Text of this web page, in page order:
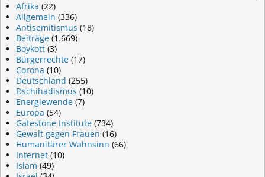
Afrika (22)
Allgemein (336)
Antisemitismus (18)
Beiträge (1.669)
Boykott (3)
Bürgerrechte (17)
Corona (10)
Deutschland (255)
Dschihadismus (10)
Energiewende (7)
Europa (54)
Gatestone Institute (734)
Gewalt gegen Frauen (16)
Humanitärer Wahnsinn (66)
Internet (10)
Islam (49)